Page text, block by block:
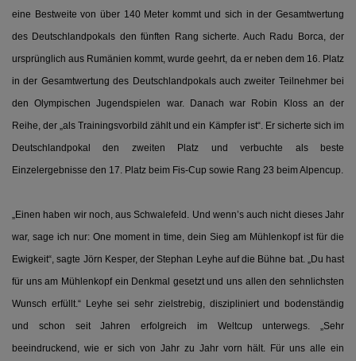
eine Bestweite von über 140 Meter kommt und sich in der Gesamtwertung
des Deutschlandpokals den fünften Rang sicherte. Auch Radu Borca, der
ursprünglich aus Rumänien kommt, wurde geehrt, da er neben dem 16. Platz
in der Gesamtwertung des Deutschlandpokals auch zweiter Teilnehmer bei
den Olympischen Jugendspielen war. Danach war Robin Kloss an der
Reihe, der „als Trainingsvorbild zählt und ein Kämpfer ist“. Er sicherte sich im
Deutschlandpokal den zweiten Platz und verbuchte als beste
Einzelergebnisse den 17. Platz beim Fis-Cup sowie Rang 23 beim Alpencup.
„Einen haben wir noch, aus Schwalefeld. Und wenn’s auch nicht dieses Jahr
war, sage ich nur: One moment in time, dein Sieg am Mühlenkopf ist für die
Ewigkeit“, sagte Jörn Kesper, der Stephan Leyhe auf die Bühne bat. „Du hast
für uns am Mühlenkopf ein Denkmal gesetzt und uns allen den sehnlichsten
Wunsch erfüllt.“ Leyhe sei sehr zielstrebig, diszipliniert und bodenständig
und schon seit Jahren erfolgreich im Weltcup unterwegs. „Sehr
beeindruckend, wie er sich von Jahr zu Jahr vorn hält. Für uns alle ein